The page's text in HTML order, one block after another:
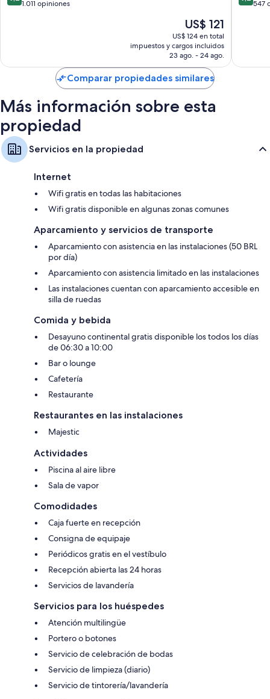
También se incluyen los siguientes servicios adicionales:
Baños con cabezales de ducha con hidromasaje y artículos de
Servicio de limpieza diario, escritorios y teléfonos
de 1.011 opiniones
El
precio
actual
es
de
US$ 121
US$ 121
US$ 124 en total
impuestos y cargos incluidos
23 ago. - 24 ago.
de
de 547
Comparar propiedades similares
Más información sobre esta
propiedad
Servicios en la propiedad
Internet
Wifi gratis en todas las habitaciones
Wifi gratis disponible en algunas zonas comunes
Aparcamiento y servicios de transporte
Aparcamiento con asistencia en las instalaciones (50 BRL
por día)
Aparcamiento con asistencia limitado en las instalaciones
Las instalaciones cuentan con aparcamiento accesible en
silla de ruedas
Comida y bebida
Desayuno continental gratis disponible los todos los días
de 06:30 a 10:00
Bar o lounge
Cafetería
Restaurante
Restaurantes en las instalaciones
Majestic
Actividades
Piscina al aire libre
Sala de vapor
Comodidades
Caja fuerte en recepción
Consigna de equipaje
Periódicos gratis en el vestíbulo
Recepción abierta las 24 horas
Servicios de lavandería
Servicios para los huéspedes
Atención multilingüe
Portero o botones
Servicio de celebración de bodas
Servicio de limpieza (diario)
Servicio de tintorería/lavandería